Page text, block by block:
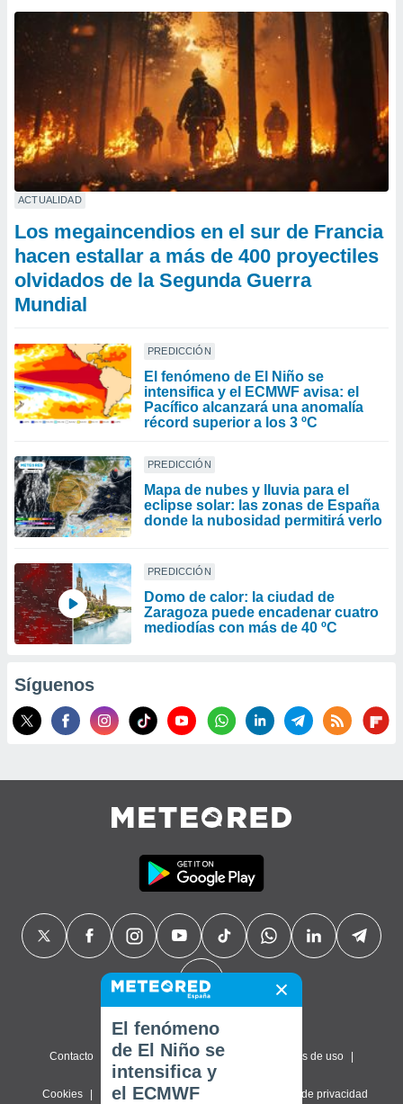
ACTUALIDAD
Los megaincendios en el sur de Francia
hacen estallar a más de 400 proyectiles
olvidados de la Segunda Guerra
Mundial
PREDICCIÓN
El fenómeno de El Niño se
intensifica y el ECMWF avisa: el
Pacífico alcanzará una anomalía
récord superior a los 3 ºC
PREDICCIÓN
Mapa de nubes y lluvia para el
eclipse solar: las zonas de España
donde la nubosidad permitirá verlo
PREDICCIÓN
Domo de calor: la ciudad de
Zaragoza puede encadenar cuatro
mediodías con más de 40 ºC
Síguenos
Contacto Sobre nosotros FAQ Términos de uso
Cookies Política de privacidad Configuración de privacidad
El fenómeno
de El Niño se
intensifica y
el ECMWF